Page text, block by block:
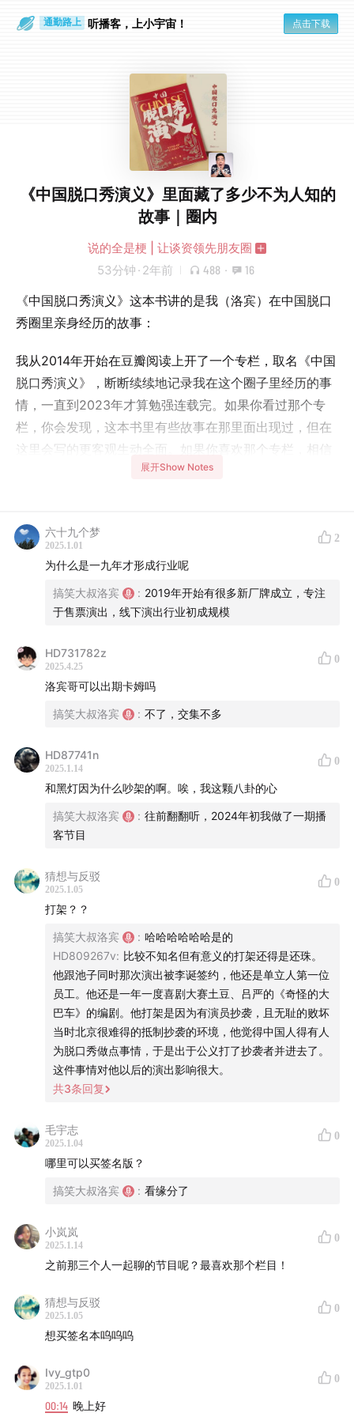
通勤路上 听播客，上小宇宙！ 点击下载
《中国脱口秀演义》里面藏了多少不为人知的
故事｜圈内
说的全是梗 | 让谈资领先朋友圈
53分钟 · 2年前 488 · 16
《中国脱口秀演义》这本书讲的是我（洛宾）在中国脱口
秀圈里亲身经历的故事：
我从2014年开始在豆瓣阅读上开了一个专栏，取名《中国
脱口秀演义》，断断续续地记录我在这个圈子里经历的事
情，一直到2023年才算勉强连载完。如果你看过那个专
栏，你会发现，这本书里有些故事在那里面出现过，但在
这里会写的更客观生动全面。如果你喜欢那个专栏，相信
你这本书你也会看得愉快。
面几句话概括完，本书的所有故事，都分布在这条时间线
里：
2011年，通过豆瓣网认识深圳“外卖脱口秀”俱乐部，并成
为会员；
2012年，开始讲脱口秀，五个月后第一次登上商演的舞
台；
2013年，与几位演员一起在深圳创办“逗伴脱口秀”俱乐
2014年，与程璐和梁海源共同翻译《手把手教你玩脱口
秀》；
2015年，和逗伴脱口秀的伙伴一起签约笑果文化，成为笑
2016年，逗伴脱口秀10位骨干成员全部迁往上海，7位在
笑果，3位在恒顿；
2017年，从笑果辞职，在上海创办木更文化；
2019年，回到深圳，专注音频播客与编剧工作；
2020年，在深圳重新组织脱口秀演出和开放麦，直到现
2022年，出版书籍《说的全是梗：你也可以讲脱口秀》
在过去的十多年时间里，中国脱口秀发生了翻天覆地的变
化，从2009年全国第一家俱乐部“外卖脱口秀”在深圳成立
——那时候全国一个月也没有一场商演，到2022年全国有
了超过200家俱乐部，每月过千场商演，光是笑果一家，
有在中国才能发生。
在从事脱口秀十年的过程中，我认识了很多好朋友，也收
获了不少现在“未通过验证”的朋友，其中很多有深度接触
的人，我在书里都单独成章地写了我们一起经历的故事，
比如和我一起从逗伴脱口秀走出来的几位伙伴；比如几位
在中国脱口秀的发展历史中肯定无法绕开的业界名人。还
有一些很好的朋友，虽然我和他们的故事无法独立成章，
但他们的身影也出现在很多相关的章节里。当然，也有一
展开Show Notes
六十九个梦
2025.1.01
2
为什么是一九年才形成行业呢
搞笑大叔洛宾 : 2019年开始有很多新厂牌成立，专注
于售票演出，线下演出行业初成规模
HD731782z
2025.4.25
0
洛宾哥可以出期卡姆吗
搞笑大叔洛宾 : 不了，交集不多
HD87741n
2025.1.14
0
和黑灯因为什么吵架的啊。唉，我这颗八卦的心
搞笑大叔洛宾 : 往前翻翻听，2024年初我做了一期播
客节目
猜想与反驳
2025.1.05
0
打架？？
搞笑大叔洛宾 : 哈哈哈哈哈哈是的
HD809267v: 比较不知名但有意义的打架还得是还珠。
他跟池子同时那次演出被李诞签约，他还是单立人第一位
员工。他还是一年一度喜剧大赛土豆、吕严的《奇怪的大
巴车》的编剧。他打架是因为有演员抄袭，且无耻的败坏
当时北京很难得的抵制抄袭的环境，他觉得中国人得有人
为脱口秀做点事情，于是出于公义打了抄袭者并进去了。
这件事情对他以后的演出影响很大。
共3条回复
毛宇志
2025.1.04
0
哪里可以买签名版？
搞笑大叔洛宾 : 看缘分了
小岚岚
2025.1.14
0
之前那三个人一起聊的节目呢？最喜欢那个栏目！
猜想与反驳
2025.1.05
0
想买签名本呜呜呜
Ivy_gtp0
2025.1.01
0
00:14 晚上好